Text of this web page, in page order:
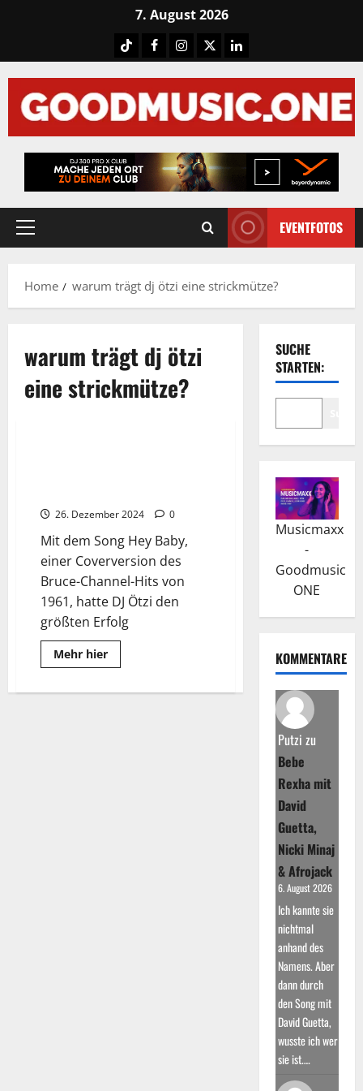
7. August 2026
TiktokFacebook
Instagram
X LinkedIN
Primary
EVENTFOTOS
Home warum trägt dj ötzi eine strickmütze?
warum trägt dj ötzi
eine strickmütze?
26. Dezember 2024 0
Mit dem Song Hey Baby,
einer Coverversion des
Bruce-Channel-Hits von
1961, hatte DJ Ötzi den
größten Erfolg
Mehr hierRead
more
Ötzi:
SUCHE
STARTEN:
Musicmaxx
-
Goodmusic
ONE
KOMMENTARE
Putzi zu
Bebe
Rexha mit
David
Guetta,
Nicki Minaj
& Afrojack
6. August 2026
Ich kannte sie
nichtmal
anhand des
Namens. Aber
dann durch
den Song mit
David Guetta,
wusste ich wer
sie ist.…